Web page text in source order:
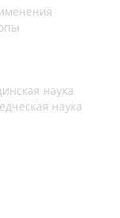
наука
наука